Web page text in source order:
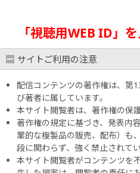
「視聴用WEB ID」
サイトご利用の注意
配信コンテンツの著作権は、第
び著者に属しています。
本サイト閲覧者は、著作権の保
著作権の規定に基づき、発表内
業的な複製品の販売、配布）も
段に関わらず、強く禁止されてい
本サイト閲覧者がコンテンツを